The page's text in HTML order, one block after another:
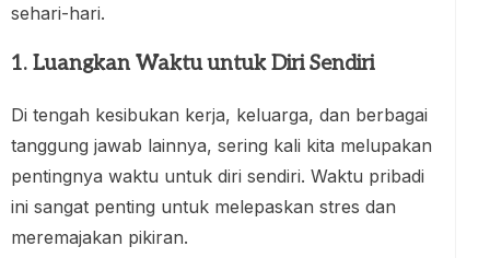
sehari-hari.
1. Luangkan Waktu untuk Diri Sendiri
Di tengah kesibukan kerja, keluarga, dan berbagai
tanggung jawab lainnya, sering kali kita melupakan
pentingnya waktu untuk diri sendiri. Waktu pribadi
ini sangat penting untuk melepaskan stres dan
meremajakan pikiran.